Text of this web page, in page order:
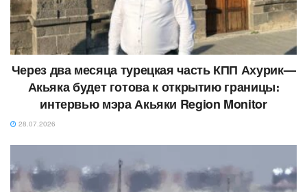
Через два месяца турецкая часть КПП Ахурик—
Акьяка будет готова к открытию границы։
интервью мэра Акьяки Region Monitor
28.07.2026